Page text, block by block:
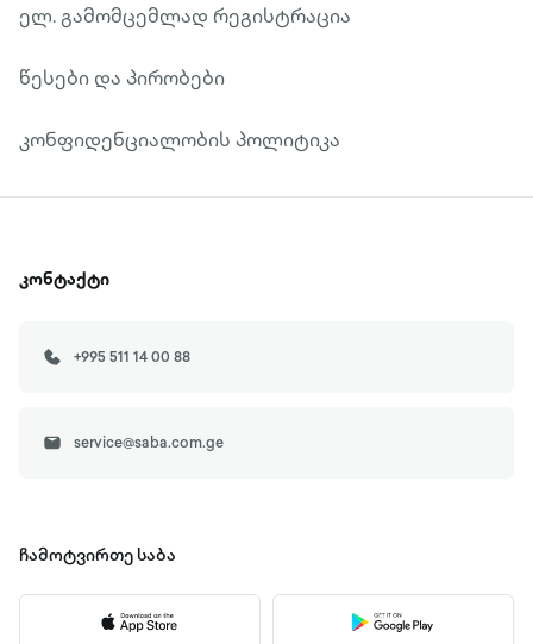
ელ. გამომცემლად რეგისტრაცია
წესები და პირობები
კონფიდენციალობის პოლიტიკა
კონტაქტი
+995 511 14 00 88
service@saba.com.ge
ჩამოტვირთე საბა